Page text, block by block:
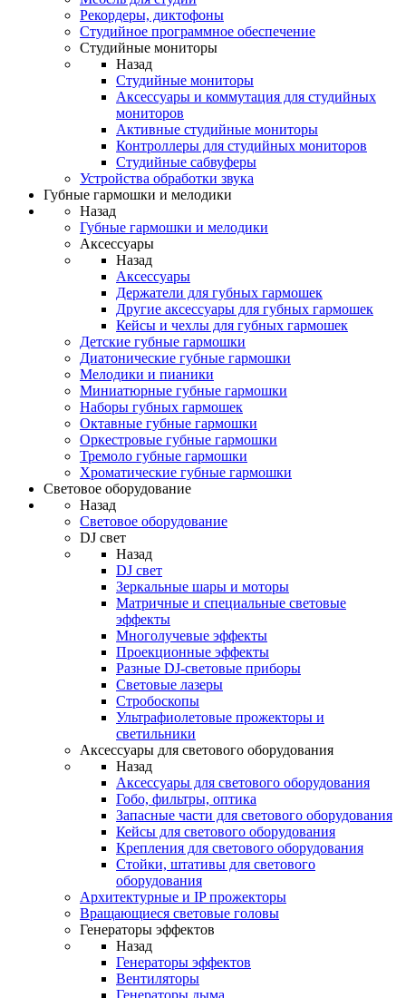
Рекордеры, диктофоны
Студийное программное обеспечение
Студийные мониторы
Назад
Студийные мониторы
Аксессуары и коммутация для студийных
мониторов
Активные студийные мониторы
Контроллеры для студийных мониторов
Студийные сабвуферы
Устройства обработки звука
Губные гармошки и мелодики
Назад
Губные гармошки и мелодики
Аксессуары
Назад
Аксессуары
Держатели для губных гармошек
Другие аксессуары для губных гармошек
Кейсы и чехлы для губных гармошек
Детские губные гармошки
Диатонические губные гармошки
Мелодики и пианики
Миниатюрные губные гармошки
Наборы губных гармошек
Октавные губные гармошки
Оркестровые губные гармошки
Тремоло губные гармошки
Хроматические губные гармошки
Световое оборудование
Назад
Световое оборудование
DJ свет
Назад
DJ свет
Зеркальные шары и моторы
Матричные и специальные световые
эффекты
Многолучевые эффекты
Проекционные эффекты
Разные DJ-световые приборы
Световые лазеры
Стробоскопы
Ультрафиолетовые прожекторы и
светильники
Аксессуары для светового оборудования
Назад
Аксессуары для светового оборудования
Гобо, фильтры, оптика
Запасные части для светового оборудования
Кейсы для светового оборудования
Крепления для светового оборудования
Стойки, штативы для светового
оборудования
Архитектурные и IP прожекторы
Вращающиеся световые головы
Генераторы эффектов
Назад
Генераторы эффектов
Вентиляторы
Генераторы дыма